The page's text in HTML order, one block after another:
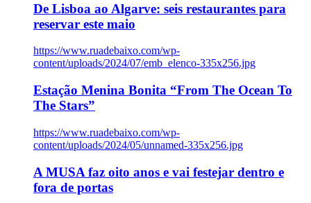
De Lisboa ao Algarve: seis restaurantes para
reservar este maio
https://www.ruadebaixo.com/wp-
content/uploads/2024/07/emb_elenco-335x256.jpg
Estação Menina Bonita “From The Ocean To
The Stars”
https://www.ruadebaixo.com/wp-
content/uploads/2024/05/unnamed-335x256.jpg
A MUSA faz oito anos e vai festejar dentro e
fora de portas